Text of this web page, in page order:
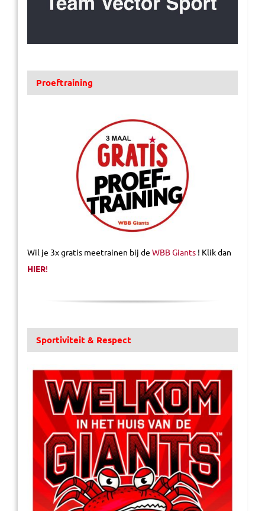
Proeftraining
Wil je 3x gratis meetrainen bij de WBB Giants ! Klik dan
HIER!
Sportiviteit & Respect